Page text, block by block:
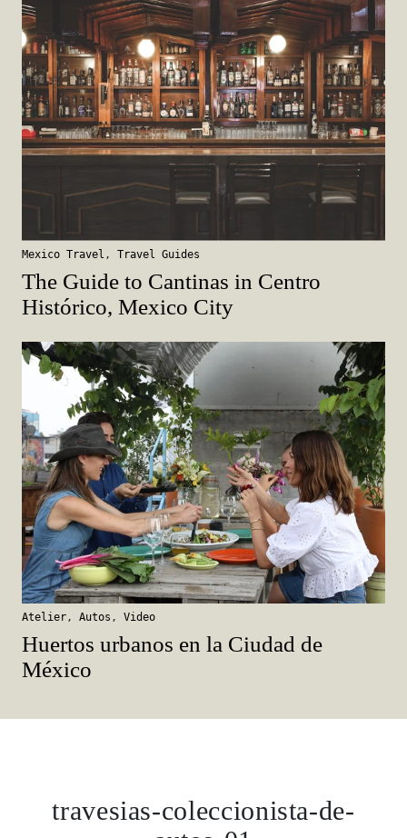
Mexico Travel , Travel Guides
The Guide to Cantinas in Centro
Histórico, Mexico City
Atelier, Autos , Video
Huertos urbanos en la Ciudad de
México
travesias-coleccionista-de-